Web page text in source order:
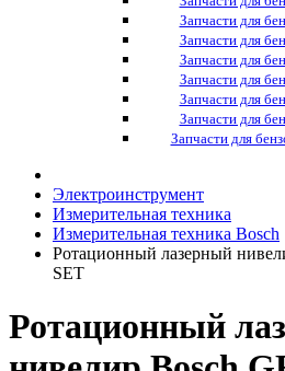
Запчасти для
Запчасти для
Запчасти для
Запчасти для
Запчасти для
Запчасти для
Запчасти для
Электроинструмент
Измерительная техника
Измерительная техника Bosch
Ротационный лазерный
SET
Ротационный